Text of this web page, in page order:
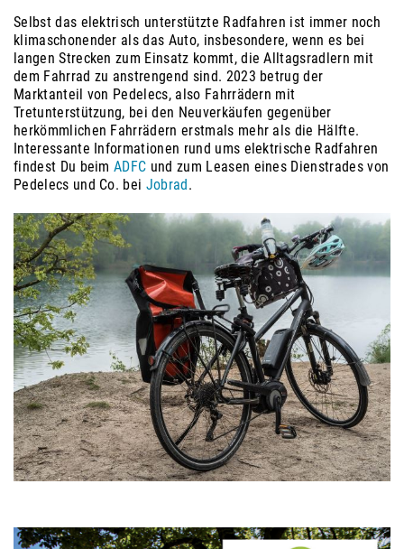
Selbst das elektrisch unterstützte Radfahren ist immer noch
klimaschonender als das Auto, insbesondere, wenn es bei
langen Strecken zum Einsatz kommt, die Alltagsradlern mit
dem Fahrrad zu anstrengend sind. 2023 betrug der
Marktanteil von Pedelecs, also Fahrrädern mit
Tretunterstützung, bei den Neuverkäufen gegenüber
herkömmlichen Fahrrädern erstmals mehr als die Hälfte.
Interessante Informationen rund ums elektrische Radfahren
findest Du beimADFC und zum Leasen eines Dienstrades von
Pedelecs und Co. bei Jobrad.